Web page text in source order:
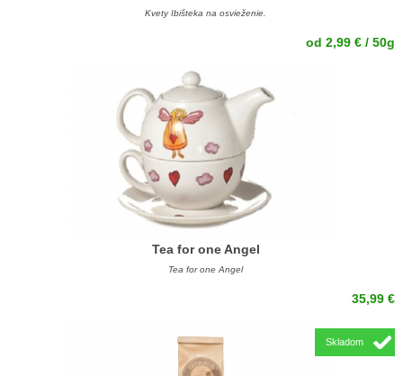
Kvety Ibišteka na osvieženie.
od 2,99 € / 50g
Tea for one Angel
Tea for one Angel
35,99 €
Skladom